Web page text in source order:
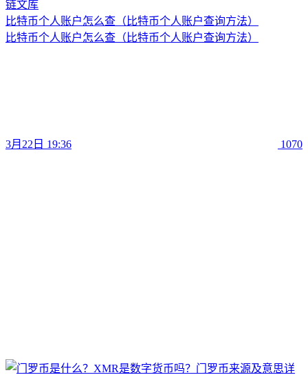
比特币个人账户怎么查（比特币个人账户查询方法）
比特币个人账户怎么查（比特币个人账户查询方法）
3月22日 19:36 1070